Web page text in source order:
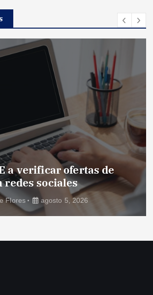
e
e
r
a
d
a
s
ofertas de
sociales
agosto 5, 2026